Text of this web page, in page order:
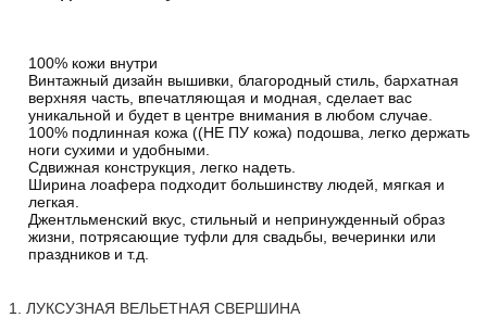
100% кожи внутри
Винтажный дизайн вышивки, благородный стиль, бархатная
верхняя часть, впечатляющая и модная, сделает вас
уникальной и будет в центре внимания в любом случае.
100% подлинная кожа ((НЕ ПУ кожа) подошва, легко держать
ноги сухими и удобными.
Сдвижная конструкция, легко надеть.
Ширина лоафера подходит большинству людей, мягкая и
легкая.
Джентльменский вкус, стильный и непринужденный образ
жизни, потрясающие туфли для свадьбы, вечеринки или
праздников и т.д.
1. ЛУКСУЗНАЯ ВЕЛЬЕТНАЯ СВЕРШИНА